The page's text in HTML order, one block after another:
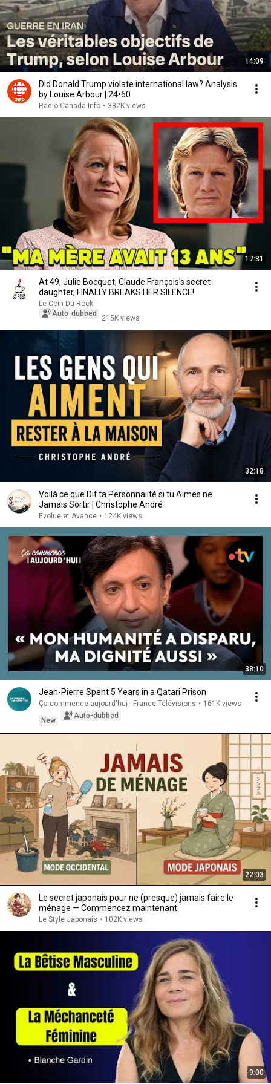
14:09
Did Donald Trump violate international law? Analysis
by Louise Arbour | 24•60
Radio-Canada Info • 382K views
17:31
At 49, Julie Bocquet, Claude François's secret
daughter, FINALLY BREAKS HER SILENCE!
Le Coin Du Rock
Auto-dubbed
215K views
32:18
Voilà ce que Dit ta Personnalité si tu Aimes ne
Jamais Sortir | Christophe André
Évolue et Avance • 124K views
38:10
Jean-Pierre Spent 5 Years in a Qatari Prison
Ça commence aujourd'hui - France Télévisions • 161K views
New
Auto-dubbed
22:03
Le secret japonais pour ne (presque) jamais faire le
ménage — Commencez maintenant
Le Style Japonais • 102K views
9:00